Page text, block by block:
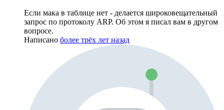
Если мака в таблице нет - делается широковещательный
запрос по протоколу ARP. Об этом я писал вам в другом
вопросе.
Написано более трёх лет назад